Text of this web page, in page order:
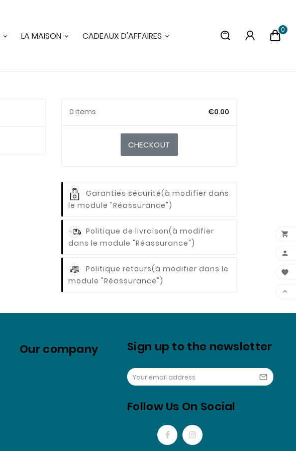
LA MAISON CADEAUX D'AFFAIRES
0
0 items €0.00
CHECKOUT
Garanties sécurité(à modifier dans
le module "Réassurance")
Politique de livraison(à modifier
dans le module "Réassurance")
Politique retours(à modifier dans le
module "Réassurance")
Our company Sign up to the newsletter

Follow Us On Social



